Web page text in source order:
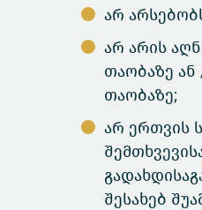
არ
არ არის
თაობაზე
თაობაზე;
არ ერთვის
შესახებ